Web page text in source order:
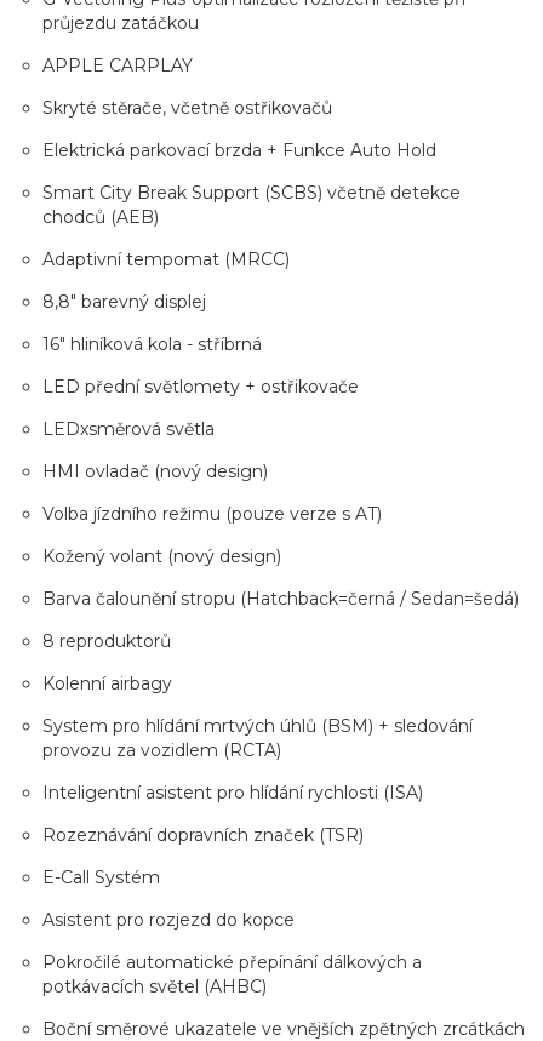
průjezdu zatáčkou
APPLE CARPLAY
Skryté stěrače, včetně ostřikovačů
Elektrická parkovací brzda + Funkce Auto Hold
Smart City Break Support (SCBS) včetně detekce
chodců (AEB)
Adaptivní tempomat (MRCC)
8,8" barevný displej
16" hliníková kola - stříbrná
LED přední světlomety + ostřikovače
LEDxsměrová světla
HMI ovladač (nový design)
Volba jízdního režimu (pouze verze s AT)
Kožený volant (nový design)
Barva čalounění stropu (Hatchback=černá / Sedan=šedá)
8 reproduktorů
Kolenní airbagy
System pro hlídání mrtvých úhlů (BSM) + sledování
provozu za vozidlem (RCTA)
Inteligentní asistent pro hlídání rychlosti (ISA)
Rozeznávání dopravních značek (TSR)
E-Call Systém
Asistent pro rozjezd do kopce
Pokročilé automatické přepínání dálkových a
potkávacích světel (AHBC)
Boční směrové ukazatele ve vnějších zpětných zrcátkách